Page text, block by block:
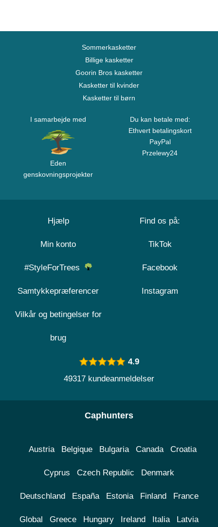
Sommerkasketter
Billige kasketter
Goorin Bros kasketter
Kasketter til kvinder
Kasketter til børn
I samarbejde med
Eden
genskovningsprojekter
Du kan betale med:
Ethvert betalingskort
PayPal
Przelewy24
Hjælp
Min konto
#StyleForTrees
Samtykkepræferencer
Vilkår og betingelser for
brug
Find os på:
TikTok
Facebook
Instagram
4.9
49317 kundeanmeldelser
Caphunters
Austria Belgique Bulgaria Canada Croatia
Cyprus Czech Republic Denmark
Deutschland España Estonia Finland France
Global Greece Hungary Ireland Italia Latvia